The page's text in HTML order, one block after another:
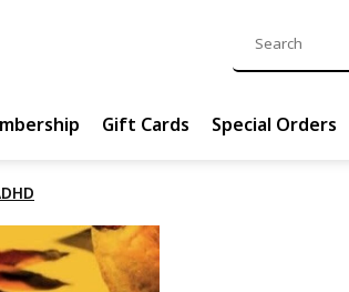
Gift Cards Special Orders